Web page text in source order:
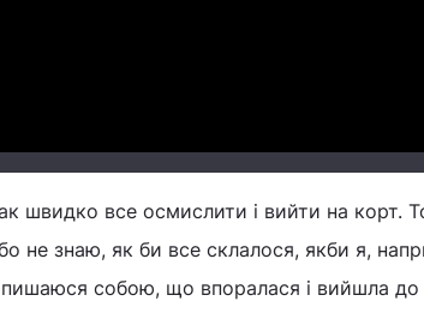
швидко все осмислити і вийти на корт.
не знаю, як би все склалося, якби я,
собою, що впоралася і вийшла до